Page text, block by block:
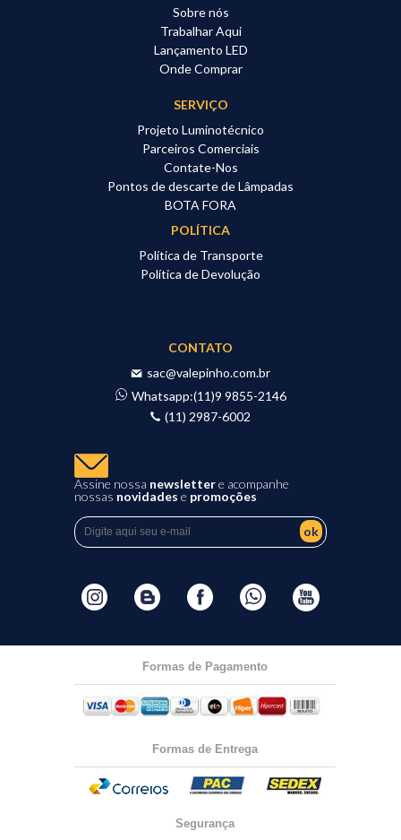
Sobre nós
Trabalhar Aqui
Lançamento LED
Onde Comprar
SERVIÇO
Projeto Luminotécnico
Parceiros Comerciais
Contate-Nos
Pontos de descarte de Lâmpadas
BOTA FORA
POLÍTICA
Política de Transporte
Política de Devolução
CONTATO
sac@valepinho.com.br
Whatsapp:(11)9 9855-2146
(11) 2987-6002
Assine nossa newslettere acompanhe
nossas novidades e promoções
ok
Formas de Pagamento
Formas de Entrega
Segurança